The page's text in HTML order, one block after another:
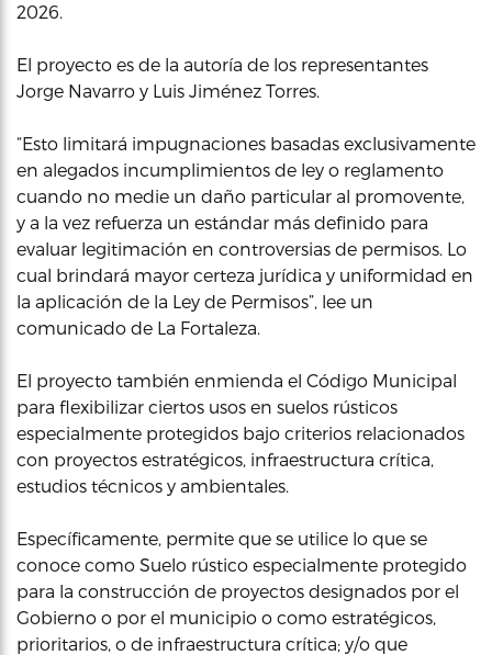
2026.
El proyecto es de la autoría de los representantes
Jorge Navarro y Luis Jiménez Torres.
“Esto limitará impugnaciones basadas exclusivamente
en alegados incumplimientos de ley o reglamento
cuando no medie un daño particular al promovente,
y a la vez refuerza un estándar más definido para
evaluar legitimación en controversias de permisos. Lo
cual brindará mayor certeza jurídica y uniformidad en
la aplicación de la Ley de Permisos”, lee un
comunicado de La Fortaleza.
El proyecto también enmienda el Código Municipal
para flexibilizar ciertos usos en suelos rústicos
especialmente protegidos bajo criterios relacionados
con proyectos estratégicos, infraestructura crítica,
estudios técnicos y ambientales.
Específicamente, permite que se utilice lo que se
conoce como Suelo rústico especialmente protegido
para la construcción de proyectos designados por el
Gobierno o por el municipio o como estratégicos,
prioritarios, o de infraestructura crítica; y/o que